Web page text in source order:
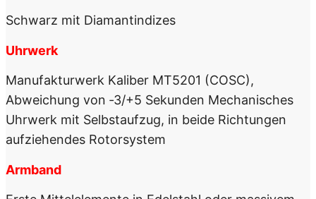
Schwarz mit Diamantindizes
Uhrwerk
Manufakturwerk Kaliber MT5201 (COSC),
Abweichung von ‑3/+5 Sekunden Mechanisches
Uhrwerk mit Selbstaufzug, in beide Richtungen
aufziehendes Rotorsystem
Armband